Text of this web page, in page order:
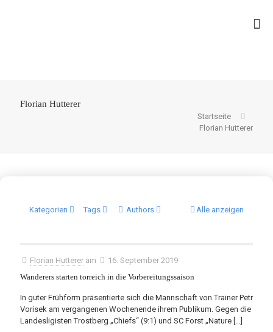
Florian Hutterer
Startseite
Florian Hutterer
Kategorien Tags Authors Alle anzeigen
Florian Hutterer am
16. September 2019
Wanderers starten torreich in die Vorbereitungssaison
In guter Frühform präsentierte sich die Mannschaft von Trainer Petr
Vorisek am vergangenen Wochenende ihrem Publikum. Gegen die
Landesligisten Trostberg „Chiefs“ (9:1) und SC Forst „Nature […]